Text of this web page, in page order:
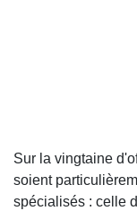
Sur la vingtaine
soient
spécialisés : celle